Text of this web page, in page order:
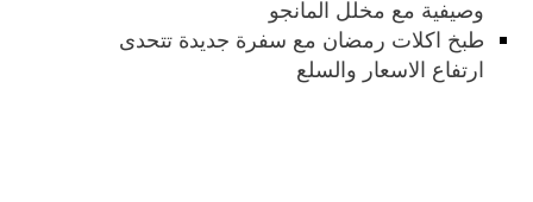
وصيفية مع مخلل المانجو
طبخ اكلات رمضان مع سفرة جديدة تتحدى
ارتفاع الاسعار والسلع